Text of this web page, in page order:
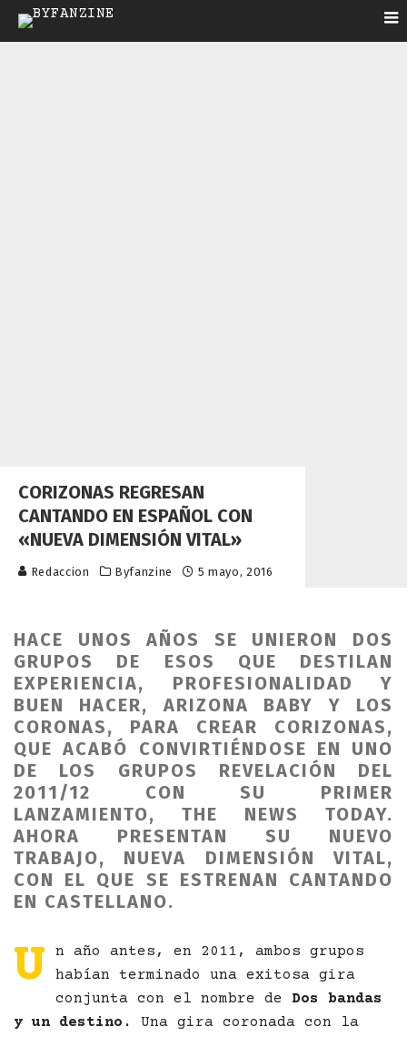
CORIZONAS REGRESAN
CANTANDO EN ESPAÑOL CON
«NUEVA DIMENSIÓN VITAL»
Redaccion Byfanzine 5 mayo, 2016
HACE UNOS AÑOS SE UNIERON DOS
GRUPOS DE ESOS QUE DESTILAN
EXPERIENCIA, PROFESIONALIDAD Y
BUEN HACER, ARIZONA BABY Y LOS
CORONAS, PARA CREAR CORIZONAS,
QUE ACABÓ CONVIRTIÉNDOSE EN UNO
DE LOS GRUPOS REVELACIÓN DEL
2011/12 CON SU PRIMER
LANZAMIENTO, THE NEWS TODAY.
AHORA PRESENTAN SU NUEVO
TRABAJO, NUEVA DIMENSIÓN VITAL,
CON EL QUE SE ESTRENAN CANTANDO
EN CASTELLANO.
U
n año antes, en 2011, ambos grupos
habían terminado una exitosa gira
conjunta con el nombre de Dos bandas
y un destino . Una gira coronada con la